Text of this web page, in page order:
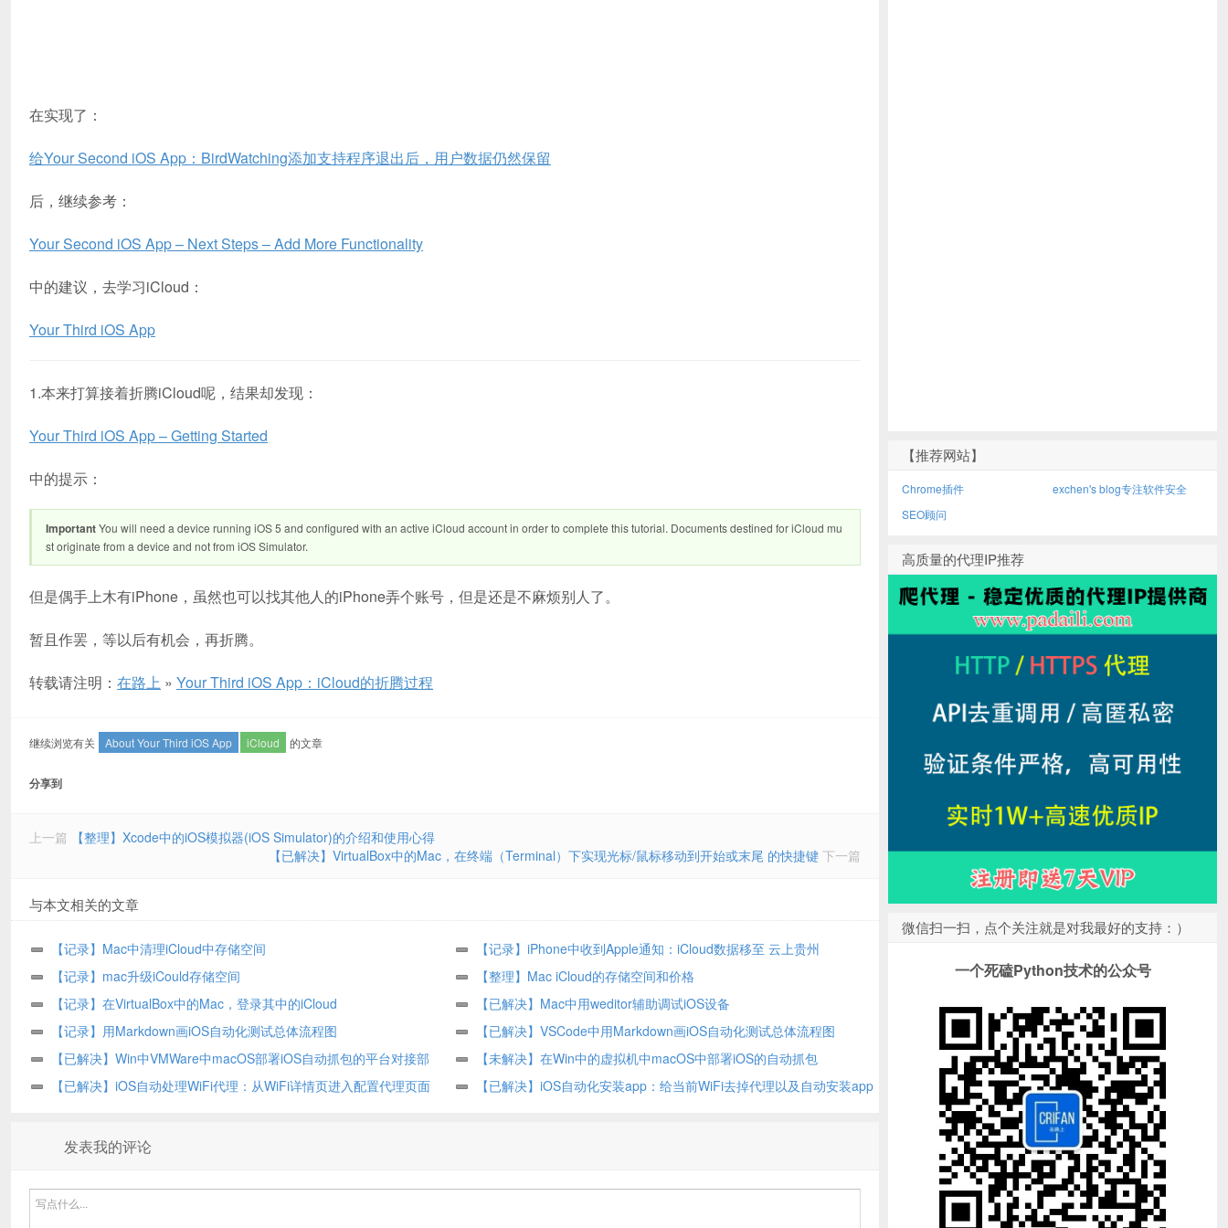
在实现了：
给Your Second iOS App：BirdWatching添加支持程序退出后，用户数据仍然保留
后，继续参考：
Your Second iOS App – Next Steps – Add More Functionality
中的建议，去学习iCloud：
Your Third iOS App
1.本来打算接着折腾iCloud呢，结果却发现：
Your Third iOS App – Getting Started
中的提示：
ImportantYou will need a device running iOS 5 and configured with an active iCloud account in order to complete this tutorial. Documents destined for iCloud mu
st originate from a device and not from iOS Simulator.
但是偶手上木有iPhone，虽然也可以找其他人的iPhone弄个账号，但是还是不麻烦别人了。
暂且作罢，等以后有机会，再折腾。
转载请注明： 在路上 » Your Third iOS App：iCloud的折腾过程
继续浏览有关 About Your Third iOS App iCloud 的文章
分享到
上一篇
【整理】Xcode中的iOS模拟器(iOS Simulator)的介绍和使用心得
【已解决】VirtualBox中的Mac，在终端（Terminal）下实现光标/鼠标移动到开始或末尾 的快捷键 下一篇
与本文相关的文章
【记录】Mac中清理iCloud中存储空间
【记录】iPhone中收到Apple通知：iCloud数据移至 云上贵州
【记录】mac升级iCould存储空间
【整理】Mac iCloud的存储空间和价格
【记录】在VirtualBox中的Mac，登录其中的iCloud
【已解决】Mac中用weditor辅助调试iOS设备
【记录】用Markdown画iOS自动化测试总体流程图
【已解决】VSCode中用Markdown画iOS自动化测试总体流程图
【已解决】Win中VMWare中macOS部署iOS自动抓包的平台对接部
分
【未解决】在Win中的虚拟机中macOS中部署iOS的自动抓包
【已解决】iOS自动处理WiFi代理：从WiFi详情页进入配置代理页面
【已解决】iOS自动化安装app：给当前WiFi去掉代理以及自动安装app
发表我的评论
【推荐网站】
Chrome插件
exchen's blog专注软件安全
SEO顾问
高质量的代理IP推荐
微信扫一扫，点个关注就是对我最好的支持：）
一个死磕Python技术的公众号